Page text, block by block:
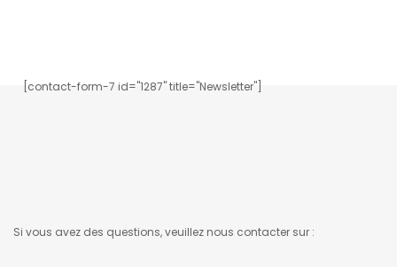
[contact-form-7 id="1287" title="Newsletter"]
Si vous avez des questions, veuillez nous contacter sur :